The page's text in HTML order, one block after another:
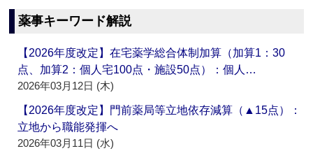
薬事キーワード解説
【2026年度改定】在宅薬学総合体制加算（加算1：30
点、加算2：個人宅100点・施設50点）：個人…
2026年03月12日 (木)
【2026年度改定】門前薬局等立地依存減算（▲15点）：
立地から職能発揮へ
2026年03月11日 (水)